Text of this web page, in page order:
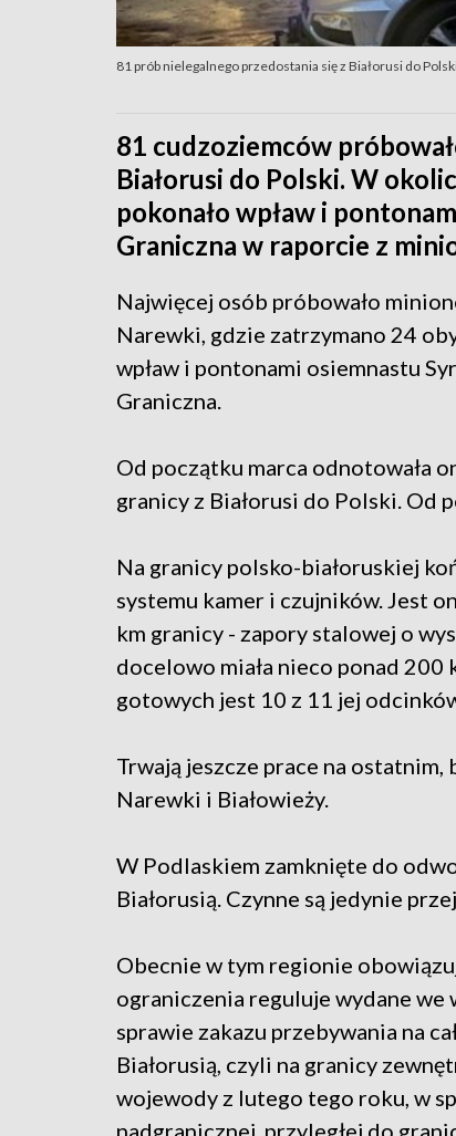
81 prób nielegalnego przedostania się z Białorusi do
81 cudzoziemców
Białorusi do Polski. W
pokonało wpław i
Graniczna w raporcie z
Najwięcej osób próbowało
Narewki, gdzie zatrzymano 24
wpław i pontonami osiemnastu
Graniczna.
Od początku marca odnotowała
granicy z Białorusi do Polski. Od
Na granicy polsko-białoruskiej
systemu kamer i czujników. Jest
km granicy - zapory stalowej o
docelowo miała nieco ponad 200
gotowych jest 10 z 11 jej
Trwają jeszcze prace na
Narewki i Białowieży.
W Podlaskiem zamknięte do
Białorusią. Czynne są jedynie
Obecnie w tym regionie
ograniczenia reguluje wydane
sprawie zakazu przebywania na
Białorusią, czyli na granicy
wojewody z lutego tego roku, w
nadgranicznej, przyległej do